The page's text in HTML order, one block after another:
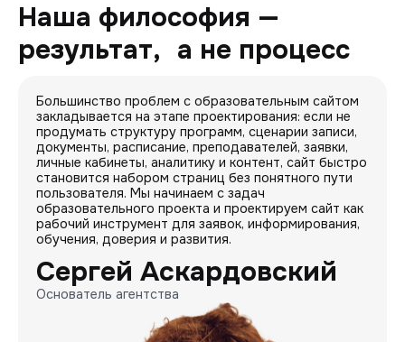
Наша философия —
результат, а не процесс
Большинство проблем с образовательным сайтом
закладывается на этапе проектирования: если не
продумать структуру программ, сценарии записи,
документы, расписание, преподавателей, заявки,
личные кабинеты, аналитику и контент, сайт быстро
становится набором страниц без понятного пути
пользователя. Мы начинаем с задач
образовательного проекта и проектируем сайт как
рабочий инструмент для заявок, информирования,
обучения, доверия и развития.
Сергей Аскардовский
Основатель агентства